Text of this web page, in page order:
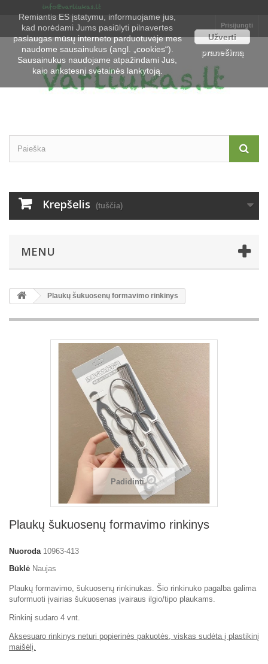
Prisijungti
Krepšelis (tuščia)
MENU
Plaukų šukuosenų formavimo rinkinys
Padidinti
Plaukų šukuosenų formavimo rinkinys
Nuoroda 10963-413
Būklė Naujas
Plaukų formavimo, šukuosenų rinkinukas. Šio rinkinuko pagalba galima
suformuoti įvairias šukuosenas įvairaus ilgio/tipo plaukams.
Rinkinį sudaro 4 vnt.
Aksesuaro rinkinys neturi popierinės pakuotės, viskas sudėta į plastikinį
maišėlį.
Remiantis ES įstatymu, informuojame jus,
kad norėdami Jums pasiūlyti pilnavertes
paslaugas mūsų interneto parduotuvėje mes
naudome sausainukus (angl. „cookies“).
Sausainukus naudojame atpažindami Jus,
kaip ankstesnį svetainės lankytoją.
Užverti
pranešimą